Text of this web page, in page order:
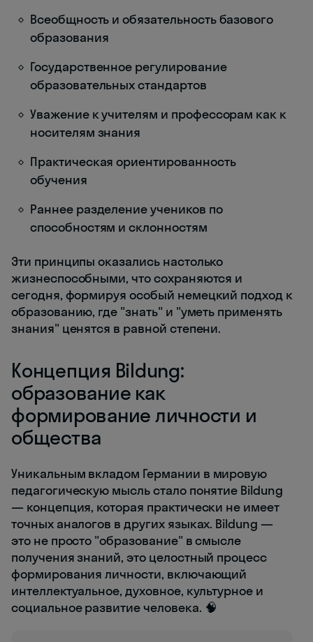
Всеобщность и обязательность базового
образования
Государственное регулирование
образовательных стандартов
Уважение к учителям и профессорам как к
носителям знания
Практическая ориентированность
обучения
Раннее разделение учеников по
способностям и склонностям
Эти принципы оказались настолько
жизнеспособными, что сохраняются и
сегодня, формируя особый немецкий подход к
образованию, где "знать" и "уметь применять
знания" ценятся в равной степени.
Концепция Bildung:
образование как
формирование личности и
общества
Уникальным вкладом Германии в мировую
педагогическую мысль стало понятие Bildung
— концепция, которая практически не имеет
точных аналогов в других языках. Bildung —
это не просто "образование" в смысле
получения знаний, это целостный процесс
формирования личности, включающий
интеллектуальное, духовное, культурное и
социальное развитие человека. 🧠